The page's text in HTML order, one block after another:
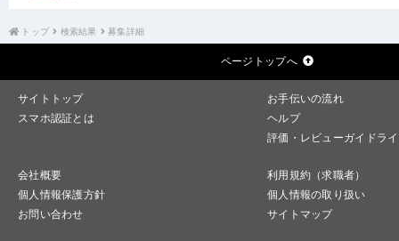
トップ 検索結果 募集詳細
ページトップへ
サイトトップ
お手伝いの流れ
スマホ認証とは
ヘルプ
評価・レビューガイドラ
会社概要
利用規約（求職者）
個人情報保護方針
個人情報の取り扱い
お問い合わせ
サイトマップ